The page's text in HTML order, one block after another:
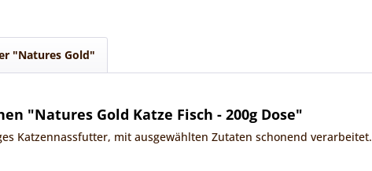
"Natures Gold"
"Natures Gold Katze Fisch - 200g Dose"
Katzennassfutter, mit ausgewählten Zutaten schonend verarbeitet.